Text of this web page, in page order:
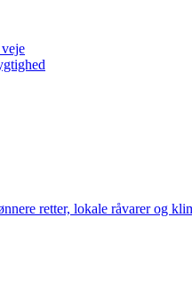
retter, lokale råvarer og